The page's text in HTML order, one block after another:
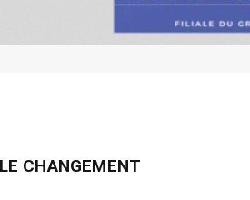
CHANGEMENT